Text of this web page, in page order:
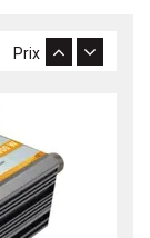
Prix